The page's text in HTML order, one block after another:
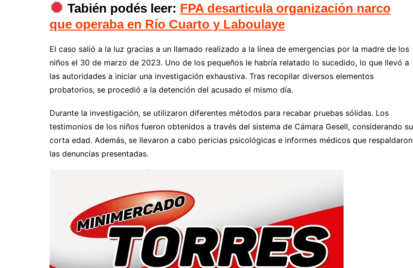
Tabién podés leer: FPA desarticula organización narco
que operaba en Río Cuarto y Laboulaye
El caso salió a la luz gracias a un llamado realizado a la línea de emergencias por la madre de los
niños el 30 de marzo de 2023. Uno de los pequeños le habría relatado lo sucedido, lo que llevó a
las autoridades a iniciar una investigación exhaustiva. Tras recopilar diversos elementos
probatorios, se procedió a la detención del acusado el mismo día.
Durante la investigación, se utilizaron diferentes métodos para recabar pruebas sólidas. Los
testimonios de los niños fueron obtenidos a través del sistema de Cámara Gesell, considerando su
corta edad. Además, se llevaron a cabo pericias psicológicas e informes médicos que respaldaron
las denuncias presentadas.